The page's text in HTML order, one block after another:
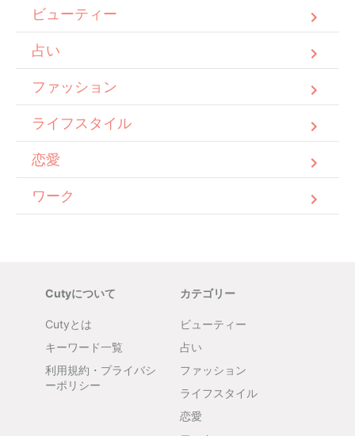
ビューティー
占い
ファッション
ライフスタイル
恋愛
ワーク
Cutyについて
Cutyとは
キーワード一覧
利用規約・プライバシ
ーポリシー
カテゴリー
ビューティー
占い
ファッション
ライフスタイル
恋愛